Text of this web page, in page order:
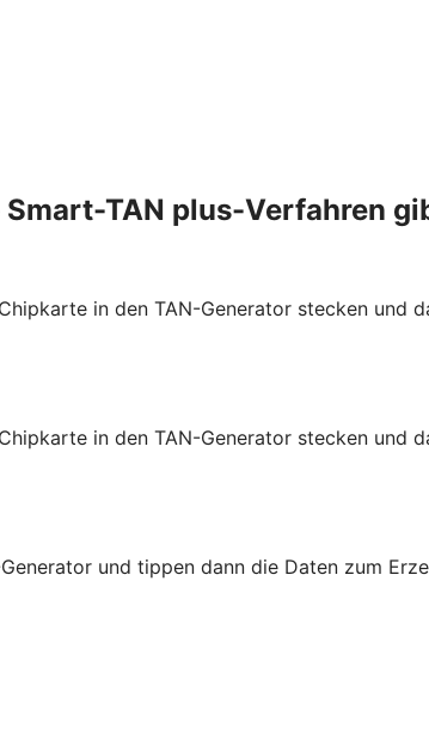
Smart-TAN plus-Verfahren
in den TAN-Generator stecken und
in den TAN-Generator stecken und
und tippen dann die Daten zum